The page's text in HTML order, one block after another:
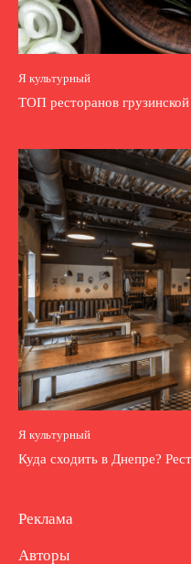
Я культурный
ТОП ресторанов
Я культурный
Куда сходить в Днепре?
Реклама
Авторы